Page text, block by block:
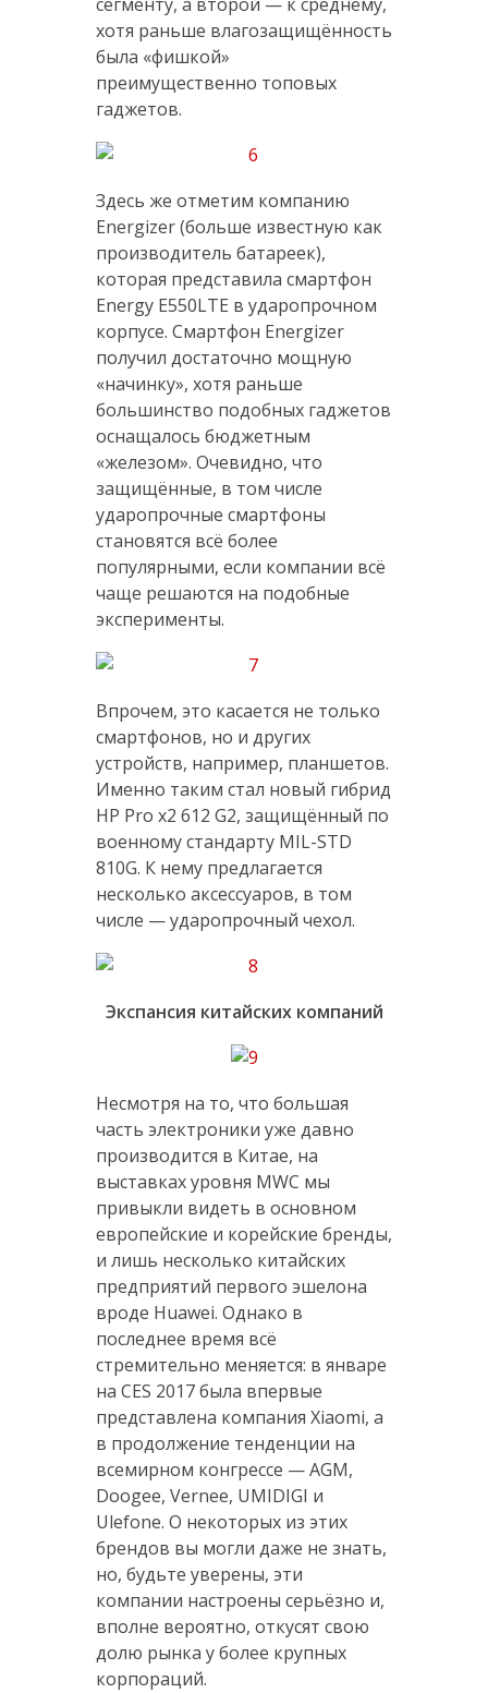
хотя раньше влагозащищённость
была «фишкой»
преимущественно топовых
гаджетов.
Здесь же отметим компанию
Energizer (больше известную как
производитель батареек),
которая представила смартфон
Energy E550LTE в ударопрочном
корпусе. Смартфон Energizer
получил достаточно мощную
«начинку», хотя раньше
большинство подобных гаджетов
оснащалось бюджетным
«железом». Очевидно, что
защищённые, в том числе
ударопрочные смартфоны
становятся всё более
популярными, если компании всё
чаще решаются на подобные
эксперименты.
Впрочем, это касается не только
смартфонов, но и других
устройств, например, планшетов.
Именно таким стал новый гибрид
HP Pro x2 612 G2, защищённый по
военному стандарту MIL-STD
810G. К нему предлагается
несколько аксессуаров, в том
числе — ударопрочный чехол.
Экспансия китайских компаний
Несмотря на то, что большая
часть электроники уже давно
производится в Китае, на
выставках уровня MWC мы
привыкли видеть в основном
европейские и корейские бренды,
и лишь несколько китайских
предприятий первого эшелона
вроде Huawei. Однако в
последнее время всё
стремительно меняется: в январе
на CES 2017 была впервые
представлена компания Xiaomi, а
в продолжение тенденции на
всемирном конгрессе — AGM,
Doogee, Vernee, UMIDIGI и
Ulefone. О некоторых из этих
брендов вы могли даже не знать,
но, будьте уверены, эти
компании настроены серьёзно и,
вполне вероятно, откусят свою
долю рынка у более крупных
корпораций.